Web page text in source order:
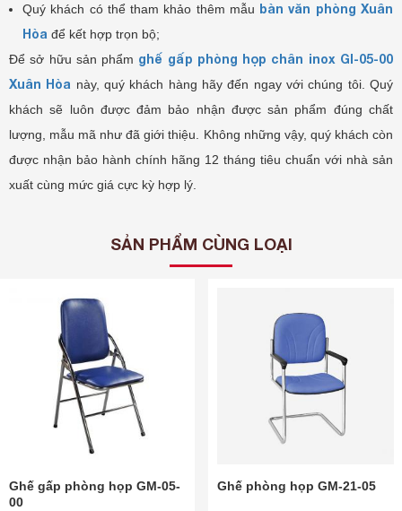
Quý khách có thể tham khảo thêm mẫu bàn văn phòng Xuân
Hòa để kết hợp trọn bộ;
Để sở hữu sản phẩm ghế gấp phòng họp chân inox GI-05-00
Xuân Hòa này, quý khách hàng hãy đến ngay với chúng tôi. Quý
khách sẽ luôn được đảm bảo nhận được sản phẩm đúng chất
lượng, mẫu mã như đã giới thiệu. Không những vậy, quý khách còn
được nhận bảo hành chính hãng 12 tháng tiêu chuẩn với nhà sản
xuất cùng mức giá cực kỳ hợp lý.
SẢN PHẨM CÙNG LOẠI
Ghế gấp phòng họp GM-05-
00
Ghế phòng họp GM-21-05